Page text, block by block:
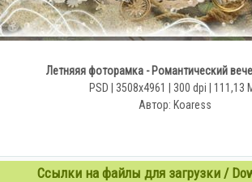
Летняяя фоторамка - Романтический
PSD | 3508x4961 | 300 dpi | 111,13
Автор: Koaress
Ссылки на файлы для загрузки /